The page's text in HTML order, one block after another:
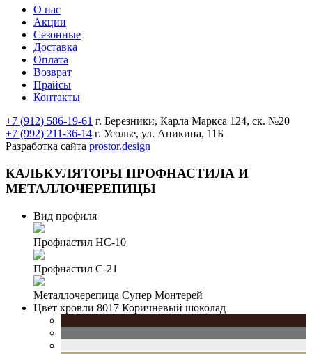
О нас
Акции
Сезонные
Доставка
Оплата
Возврат
Прайсы
Контакты
+7 (912) 586-19-61 г. Березники, Карла Маркса 124, ск. №20
+7 (992) 211-36-14 г. Усолье, ул. Аникина, 11Б
Разработка сайта prostor.design
КАЛЬКУЛЯТОРЫ ПРОФНАСТИЛА И
МЕТАЛЛОЧЕРЕПИЦЫ
Вид профиля
Профнастил НС-10
Профнастил С-21
Металлочерепица Супер Монтерей
Цвет кровли 8017 Коричневый шоколад